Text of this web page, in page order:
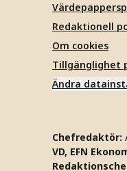
Redaktionell
Om cookies
Tillgänglighet
Ändra
Chefredaktör:
VD, EFN